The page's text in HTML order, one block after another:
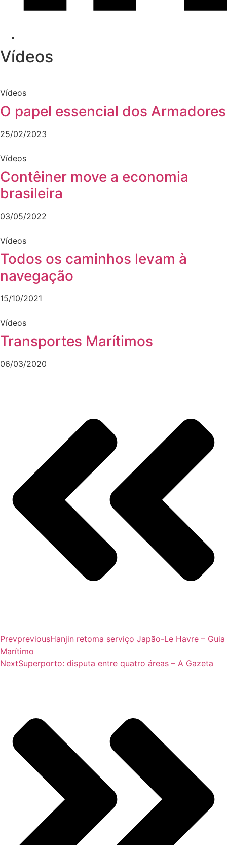
Vídeos
Vídeos
O papel essencial dos Armadores
25/02/2023
Vídeos
Contêiner move a economia
brasileira
03/05/2022
Vídeos
Todos os caminhos levam à
navegação
15/10/2021
Vídeos
Transportes Marítimos
06/03/2020
PrevpreviousHanjin retoma serviço Japão-Le Havre – Guia
Marítimo
NextSuperporto: disputa entre quatro áreas – A Gazeta